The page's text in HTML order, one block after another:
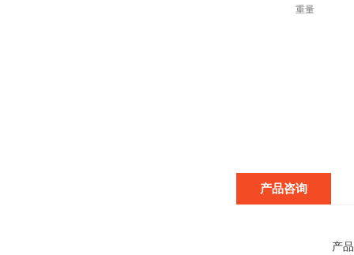
重量
产品咨询
产